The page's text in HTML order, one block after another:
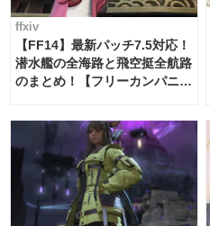
ffxiv
【FF14】最新パッチ7.5対応！
潜水艦の全海路と飛空挺全航路
のまとめ！【フリーカンパニ